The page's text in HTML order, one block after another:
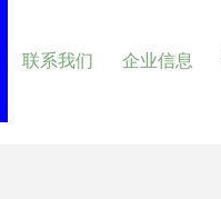
联系我们 企业信息